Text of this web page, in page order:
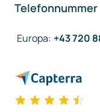
Telefonnummer
Europa: +43 720